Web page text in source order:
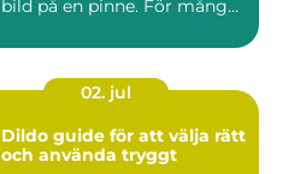
bild på en pinne. För mång...
02. jul
Dildo guide för att välja rätt
och använda tryggt